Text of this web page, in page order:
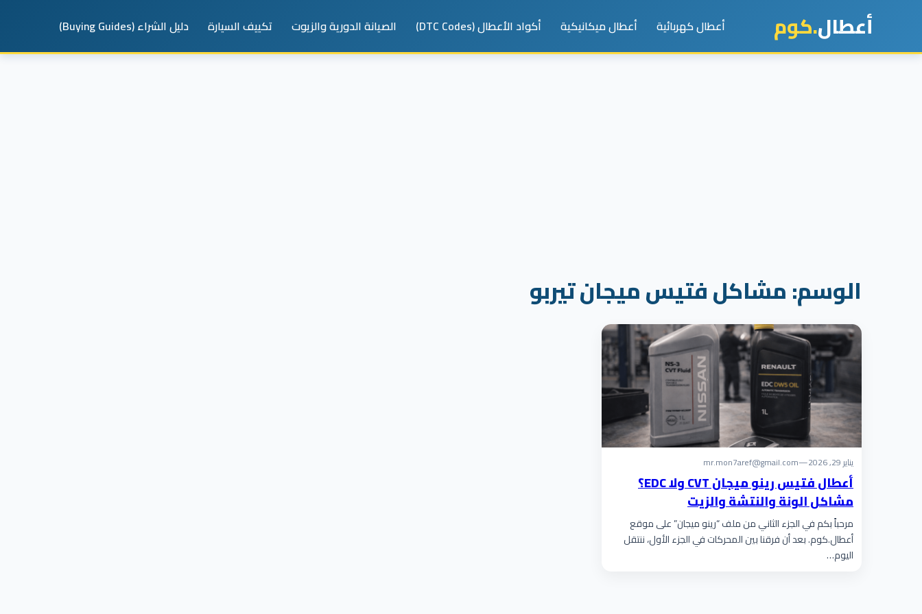
أعطال.كوم أعطال كهربائية أعطال ميكانيكية أكواد الأعطال (DTC Codes) الصيانة الدورية والزيوت تكييف السيارة دليل الشراء (Buying Guides)
الوسم:مشاكل فتيس ميجان تيربو
يناير 29, 2026 —
mr.mon7aref@gmail.com
أعطال فتيس رينو ميجان CVT ولا EDC؟
مشاكل الونة والنتشة والزيت
مرحباً بكم في الجزء الثاني من ملف “رينو ميجان” على موقع
أعطال.كوم. بعد أن فرقنا بين المحركات في الجزء الأول، ننتقل
اليوم…